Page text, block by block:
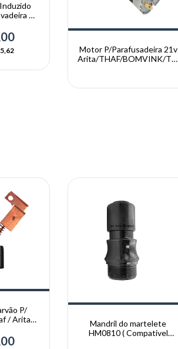
De
Motor P/Parafusadeira 21v
Arita/THAF/BOMVINK/THE
P/
/ Arita
Mandril do martelete
HM0810 ( Compativel